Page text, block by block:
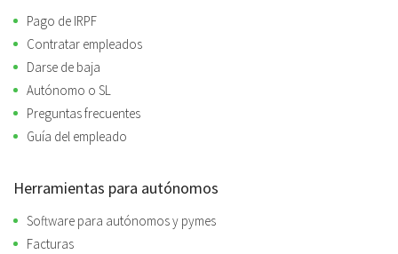
Pago de IRPF
Contratar empleados
Darse de baja
Autónomo o SL
Preguntas frecuentes
Guía del empleado
Herramientas para autónomos
Software para autónomos y pymes
Facturas